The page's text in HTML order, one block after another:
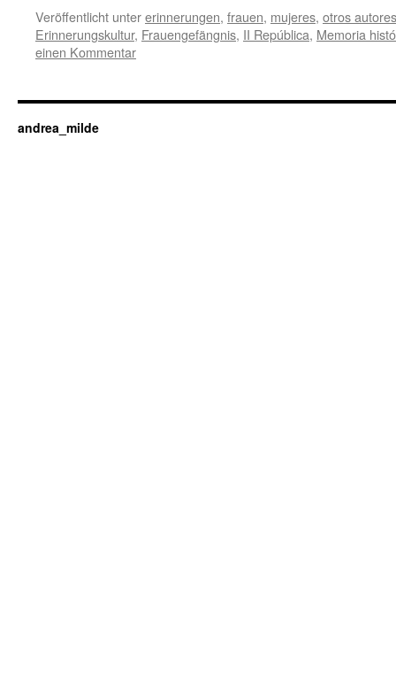
Veröffentlicht untererinnerungen, frauen, mujeres, otros autores
Erinnerungskultur, Frauengefängnis, II República, Memoria
einen Kommentar
andrea_milde